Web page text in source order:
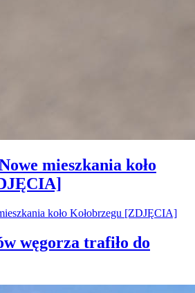
mieszkania koło
węgorza trafiło do